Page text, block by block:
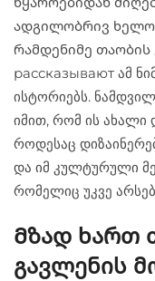
ადგილობრივ
რამდენიმე თაობის
рассказывают ამ
ისტორიებს.
იმით, რომ ის ახალი
როდესაც
და იმ კულტურული
რომელიც უკვე
Მზად ხართ
გავლენის